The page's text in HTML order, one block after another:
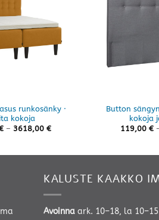
runkosänky ·
kokoja
– 3618,00 €Hintaluokka:
Button
kokoja
119,00 €
KALUSTE KAAKKO
Avoinnaark. 10–18, la